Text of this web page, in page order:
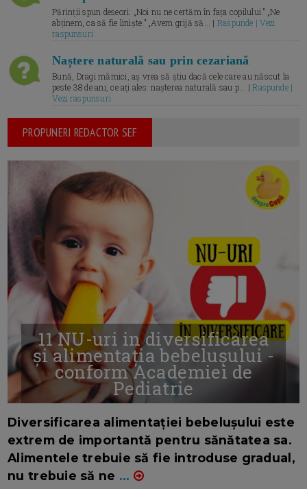
Părinții spun deseori: „Noi nu ne certăm în fața copilului.” „Ne
abținem, ca să fie liniște.” „Avem grijă să... | Raspunde | Vezi
raspunsuri
Naștere naturală sau prin cezariană
Bună, Dragi mămici, aș vrea să știu dacă cele care au născut la
peste 38 de ani, ce ați ales: nașterea naturală sau p... |Raspunde |
Vezi raspunsuri
PROPUNERI REDACTOR SEF
11 NU-uri in diversificarea
și alimentația bebelușului -
conform Academiei de
Pediatrie
Diversificarea alimentației bebelușului este
extrem de importantă pentru sănătatea sa.
Alimentele trebuie să fie introduse gradual,
nu trebuie să ne ...